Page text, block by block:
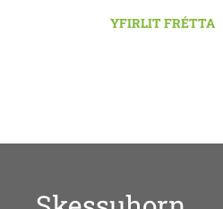
YFIRLIT FRÉTTA